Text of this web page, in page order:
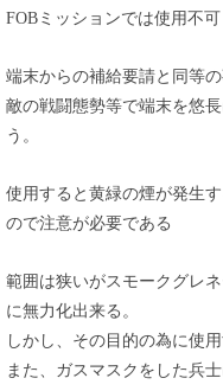
FOBミッションでは使用不可
端末からの補給要請と同等の
敵の戦闘態勢等で端末を悠
う。
使用すると黄緑の煙が発生
ので注意が必要である
範囲は狭いがスモークグレ
に無力化出来る。
しかし、その目的の為に使
また、ガスマスクをした兵